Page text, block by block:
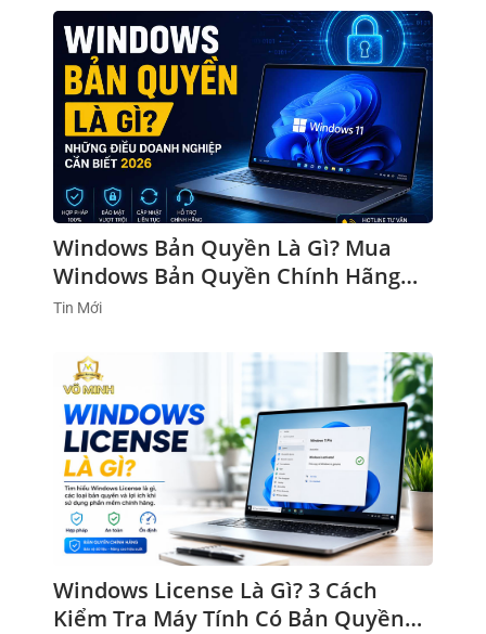
Windows Bản Quyền Là Gì? Mua
Windows Bản Quyền Chính Hãng
2026
Tin Mới
Windows License Là Gì? 3 Cách
Kiểm Tra Máy Tính Có Bản Quyền